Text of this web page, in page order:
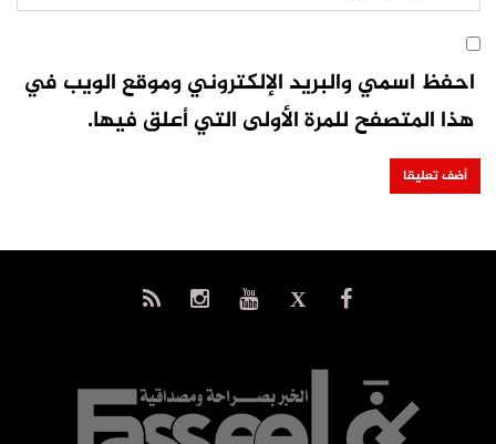
احفظ اسمي والبريد الإلكتروني وموقع الويب في
هذا المتصفح للمرة الأولى التي أعلق فيها.